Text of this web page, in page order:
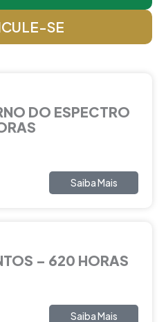
SE
DO ESPECTRO
Saiba Mais
– 620 HORAS
Saiba Mais